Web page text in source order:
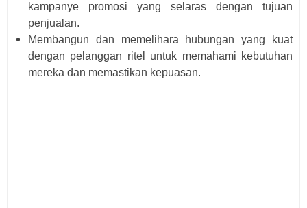
kampanye promosi yang selaras dengan tujuan
penjualan.
Membangun dan memelihara hubungan yang kuat
dengan pelanggan ritel untuk memahami kebutuhan
mereka dan memastikan kepuasan.